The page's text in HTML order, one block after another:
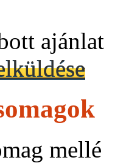
ajánlat
mellé